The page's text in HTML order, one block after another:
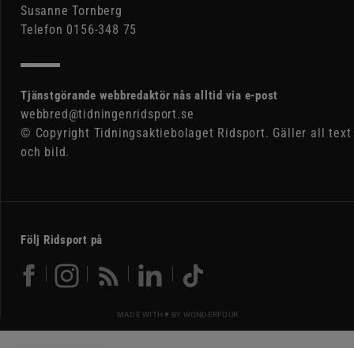
Susanne Tornberg
Telefon 0156-348 75
Tjänstgörande webbredaktör nås alltid via e-post
webbred@tidningenridsport.se
© Copyright Tidningsaktiebolaget Ridsport. Gäller all text
och bild.
Följ Ridsport på
MADE WITH ♥ BY WONDERFOUR